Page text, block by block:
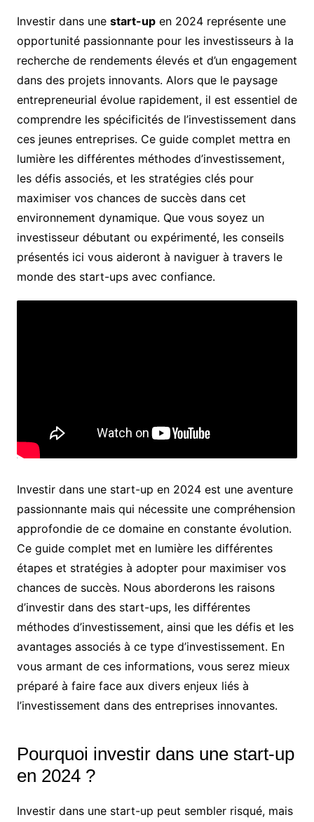
Investir dans une start-upen 2024 représente une
opportunité passionnante pour les investisseurs à la
recherche de rendements élevés et d’un engagement
dans des projets innovants. Alors que le paysage
entrepreneurial évolue rapidement, il est essentiel de
comprendre les spécificités de l’investissement dans
ces jeunes entreprises. Ce guide complet mettra en
lumière les différentes méthodes d’investissement,
les défis associés, et les stratégies clés pour
maximiser vos chances de succès dans cet
environnement dynamique. Que vous soyez un
investisseur débutant ou expérimenté, les conseils
présentés ici vous aideront à naviguer à travers le
monde des start-ups avec confiance.
Investir dans une start-up en 2024 est une aventure
passionnante mais qui nécessite une compréhension
approfondie de ce domaine en constante évolution.
Ce guide complet met en lumière les différentes
étapes et stratégies à adopter pour maximiser vos
chances de succès. Nous aborderons les raisons
d’investir dans des start-ups, les différentes
méthodes d’investissement, ainsi que les défis et les
avantages associés à ce type d’investissement. En
vous armant de ces informations, vous serez mieux
préparé à faire face aux divers enjeux liés à
l’investissement dans des entreprises innovantes.
Pourquoi investir dans une start-up
en 2024 ?
Investir dans une start-up peut sembler risqué, mais